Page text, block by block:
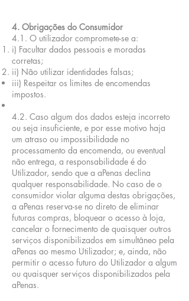
4. Obrigações do Consumidor
4.1. O utilizador compromete-se a:
i) Facultar dados pessoais e moradas
corretas;
ii) Não utilizar identidades falsas;
iii) Respeitar os limites de encomendas
impostos.
4.2. Caso algum dos dados esteja incorreto
ou seja insuficiente, e por esse motivo haja
um atraso ou impossibilidade no
processamento da encomenda, ou eventual
não entrega, a responsabilidade é do
Utilizador, sendo que a aPenas declina
qualquer responsabilidade. No caso de o
consumidor violar alguma destas obrigações,
a aPenas reserva-se no direto de eliminar
futuras compras, bloquear o acesso à loja,
cancelar o fornecimento de quaisquer outros
serviços disponibilizados em simultâneo pela
aPenas ao mesmo Utilizador; e, ainda, não
permitir o acesso futuro do Utilizador a algum
ou quaisquer serviços disponibilizados pela
aPenas.